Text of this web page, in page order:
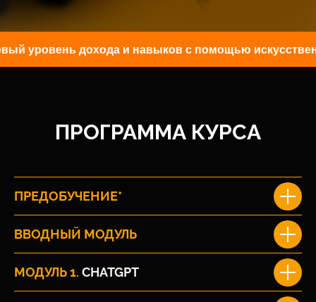
дохода и навыков с помощью искусственного
ПРОГРАММА КУРСА
ПРЕДОБУЧЕНИЕ*
ВВОДНЫЙ МОДУЛЬ
МОДУЛЬ 1. CHATGPT